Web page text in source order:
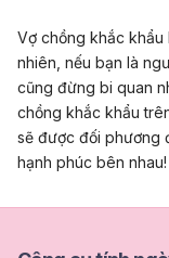
Vợ chồng khắc
nhiên, nếu bạn là
cũng đừng bi quan
chồng khắc khẩu
sẽ được đối phương
hạnh phúc bên nhau!